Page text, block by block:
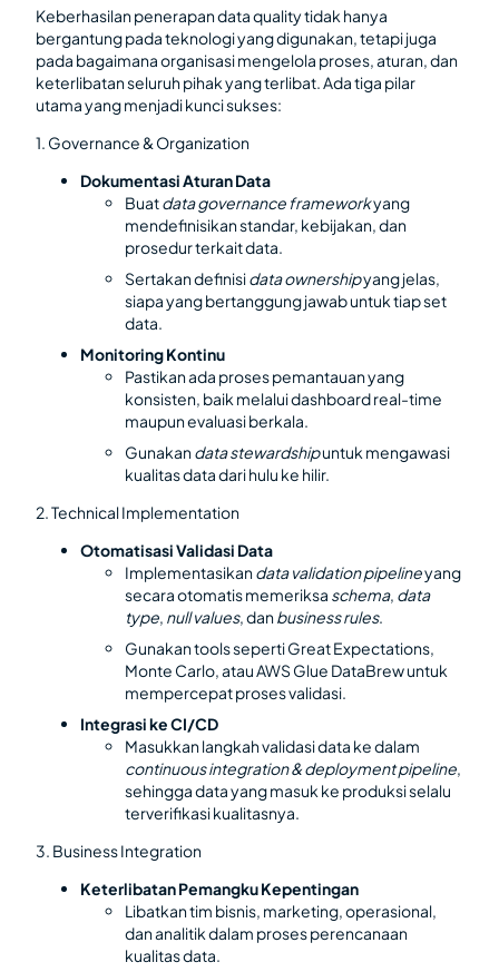
Keberhasilan penerapan data quality tidak hanya
bergantung pada teknologi yang digunakan, tetapi juga
pada bagaimana organisasi mengelola proses, aturan, dan
keterlibatan seluruh pihak yang terlibat. Ada tiga pilar
utama yang menjadi kunci sukses:
1. Governance & Organization
Dokumentasi Aturan Data
Buatdata governance frameworkyang
mendefinisikan standar, kebijakan, dan
prosedur terkait data.
Sertakan definisidata ownershipyang jelas,
siapa yang bertanggung jawab untuk tiap set
data.
Monitoring Kontinu
Pastikan ada proses pemantauan yang
konsisten, baik melalui dashboard real-time
maupun evaluasi berkala.
Gunakandata stewardshipuntuk mengawasi
kualitas data dari hulu ke hilir.
2. Technical Implementation
Otomatisasi Validasi Data
Implementasikandata validation pipelineyang
secara otomatis memeriksa schema, data
type, null values, danbusiness rules.
Gunakan tools seperti Great Expectations,
Monte Carlo, atau AWS Glue DataBrew untuk
mempercepat proses validasi.
Integrasi ke CI/CD
Masukkan langkah validasi data ke dalam
continuous integration & deployment pipeline,
sehingga data yang masuk ke produksi selalu
terverifikasi kualitasnya.
3. Business Integration
Keterlibatan Pemangku Kepentingan
Libatkan tim bisnis, marketing, operasional,
dan analitik dalam proses perencanaan
kualitas data.